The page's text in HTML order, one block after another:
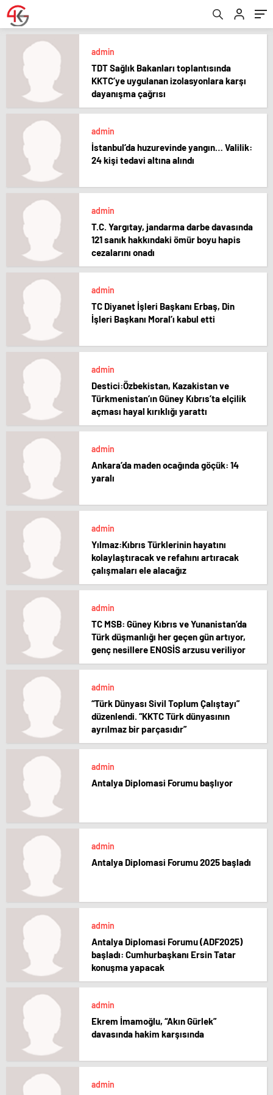
admin
TDT Sağlık Bakanları toplantısında
KKTC’ye uygulanan izolasyonlara karşı
dayanışma çağrısı
admin
İstanbul’da huzurevinde yangın… Valilik:
24 kişi tedavi altına alındı
admin
T.C. Yargıtay, jandarma darbe davasında
121 sanık hakkındaki ömür boyu hapis
cezalarını onadı
admin
TC Diyanet İşleri Başkanı Erbaş, Din
İşleri Başkanı Moral’ı kabul etti
admin
Destici:Özbekistan, Kazakistan ve
Türkmenistan’ın Güney Kıbrıs’ta elçilik
açması hayal kırıklığı yarattı
admin
Ankara’da maden ocağında göçük: 14
yaralı
admin
Yılmaz:Kıbrıs Türklerinin hayatını
kolaylaştıracak ve refahını artıracak
çalışmaları ele alacağız
admin
TC MSB: Güney Kıbrıs ve Yunanistan’da
Türk düşmanlığı her geçen gün artıyor,
genç nesillere ENOSİS arzusu veriliyor
admin
“Türk Dünyası Sivil Toplum Çalıştayı”
düzenlendi. “KKTC Türk dünyasının
ayrılmaz bir parçasıdır”
admin
Antalya Diplomasi Forumu başlıyor
admin
Antalya Diplomasi Forumu 2025 başladı
admin
Antalya Diplomasi Forumu (ADF2025)
başladı: Cumhurbaşkanı Ersin Tatar
konuşma yapacak
admin
Ekrem İmamoğlu, “Akın Gürlek”
davasında hakim karşısında
admin